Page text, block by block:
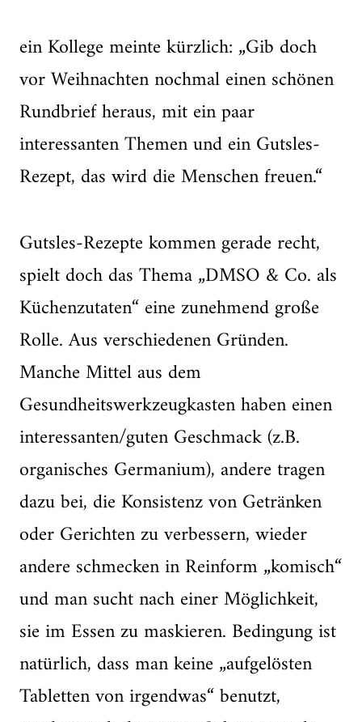
ein Kollege meinte kürzlich: „Gib doch
vor Weihnachten nochmal einen schönen
Rundbrief heraus, mit ein paar
interessanten Themen und ein Gutsles-
Rezept, das wird die Menschen freuen.“
Gutsles-Rezepte kommen gerade recht,
spielt doch das Thema „DMSO & Co. als
Küchenzutaten“ eine zunehmend große
Rolle. Aus verschiedenen Gründen.
Manche Mittel aus dem
Gesundheitswerkzeugkasten haben einen
interessanten/guten Geschmack (z.B.
organisches Germanium), andere tragen
dazu bei, die Konsistenz von Getränken
oder Gerichten zu verbessern, wieder
andere schmecken in Reinform „komisch“
und man sucht nach einer Möglichkeit,
sie im Essen zu maskieren. Bedingung ist
natürlich, dass man keine „aufgelösten
Tabletten von irgendwas“ benutzt,